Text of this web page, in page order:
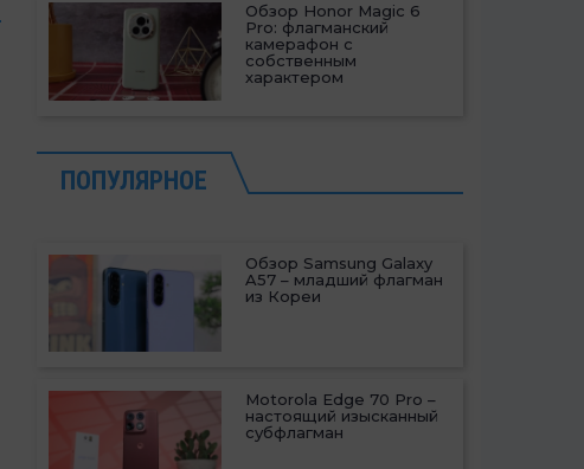
Обзор Honor Magic 6
Pro: флагманский
камерафон с
собственным
характером
ПОПУЛЯРНОЕ
Обзор Samsung Galaxy
A57 – младший флагман
из Кореи
Motorola Edge 70 Pro –
настоящий изысканный
субфлагман